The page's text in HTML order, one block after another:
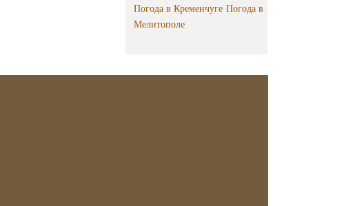
Погода в Кременчуге Погода в
Мелитополе